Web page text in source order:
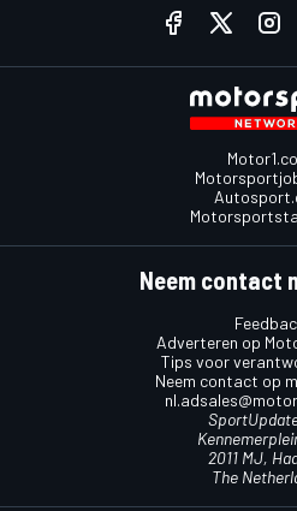
Neem contact
Adverteren op
Tips voor
Neem contact op
2011 MJ,
The